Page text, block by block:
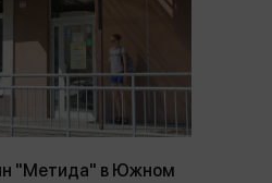
"Метида" в Южном